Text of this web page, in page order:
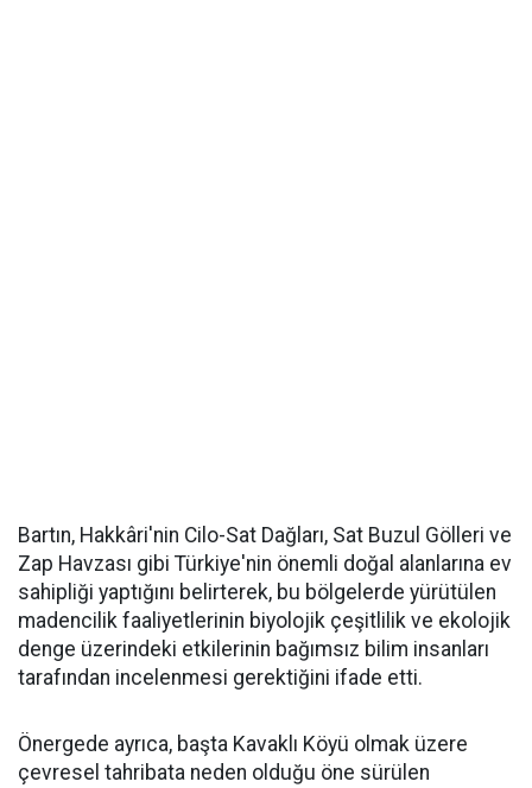
Bartın, Hakkâri'nin Cilo-Sat Dağları, Sat Buzul Gölleri ve
Zap Havzası gibi Türkiye'nin önemli doğal alanlarına ev
sahipliği yaptığını belirterek, bu bölgelerde yürütülen
madencilik faaliyetlerinin biyolojik çeşitlilik ve ekolojik
denge üzerindeki etkilerinin bağımsız bilim insanları
tarafından incelenmesi gerektiğini ifade etti.
Önergede ayrıca, başta Kavaklı Köyü olmak üzere
çevresel tahribata neden olduğu öne sürülen